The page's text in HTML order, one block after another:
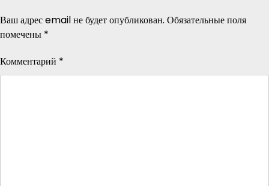
Ваш адрес email не будет опубликован. Обязательные поля
помечены *
Комментарий *